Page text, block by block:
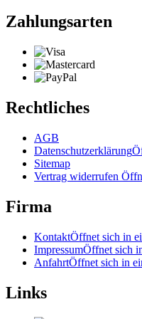
Zahlungsarten
Rechtliches
AGB
Datenschutzerklärung
Sitemap
Vertrag widerrufen
Firma
KontaktÖffnet sich in
ImpressumÖffnet sich
AnfahrtÖffnet sich in
Links